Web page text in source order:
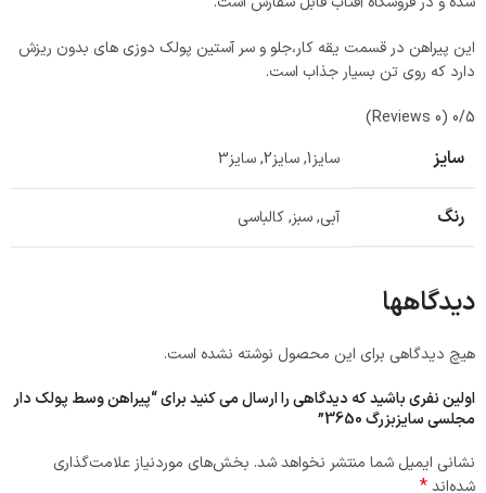
این پیراهن در قسمت یقه کار،جلو و سر آستین پولک دوزی های بدون ریزش
دارد که روی تن بسیار جذاب است.
0/5
(0 Reviews)
سایز سایز1 ,سایز2 ,سایز3
رنگ آبی,سبز,کالباسی
دیدگاهها
هیچ دیدگاهی برای این محصول نوشته نشده است.
اولین نفری باشید که دیدگاهی را ارسال می کنید برای “پیراهن وسط پولک دار
مجلسی سایزبزرگ 3650”
نشانی ایمیل شما منتشر نخواهد شد. بخش‌های موردنیاز علامت‌گذاری
شده‌اند*